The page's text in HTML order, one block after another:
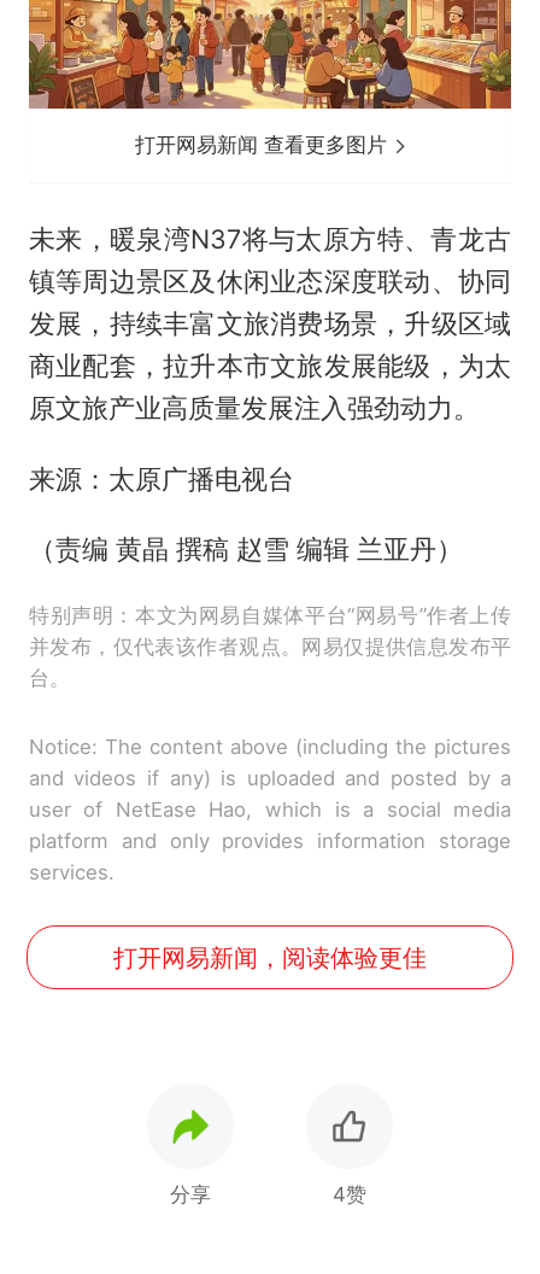
打开网易新闻 查看更多图片
未来，暖泉湾N37将与太原方特、青龙古
镇等周边景区及休闲业态深度联动、协同
发展，持续丰富文旅消费场景，升级区域
商业配套，拉升本市文旅发展能级，为太
原文旅产业高质量发展注入强劲动力。
来源：太原广播电视台
（责编 黄晶 撰稿 赵雪 编辑 兰亚丹）
特别声明：本文为网易自媒体平台“网易号”作者上传
并发布，仅代表该作者观点。网易仅提供信息发布平
台。
Notice: The content above (including the pictures
and videos if any) is uploaded and posted by a
user of NetEase Hao, which is a social media
platform and only provides information storage
services.
打开网易新闻，阅读体验更佳
分享 4赞